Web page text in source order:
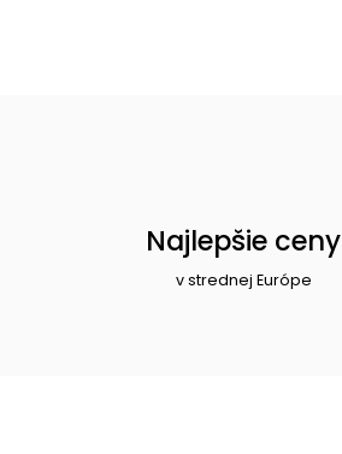
Najlepšie ceny
v strednej Európe